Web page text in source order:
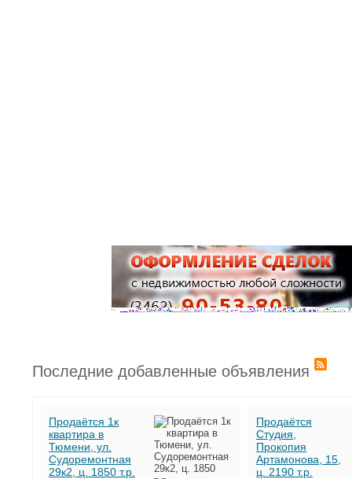
Последние добавленные объявления
Продаётся 1к
квартира в
Тюмени, ул.
Судоремонтная
29к2, ц. 1850 т.р.
Продаётся
Студия,
Прокопия
Артамонова, 15,
ц. 2190 т.р.